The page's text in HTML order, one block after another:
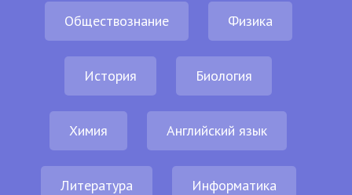
Обществознание Физика
История Биология
Химия Английский язык
Литература Информатика